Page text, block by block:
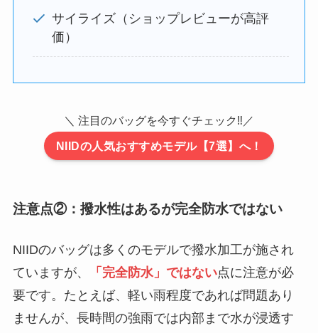
サイライズ（ショップレビューが高評
価）
＼ 注目のバッグを今すぐチェック‼／
NIIDの人気おすすめモデル【7選】へ！
注意点②：撥水性はあるが完全防水ではない
NIIDのバッグは多くのモデルで撥水加工が施され
ていますが、
「完全防水」ではない点に注意が必
要です。たとえば、軽い雨程度であれば問題あり
ませんが、長時間の強雨では内部まで水が浸透す